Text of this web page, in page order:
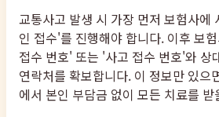
교통사고 발생 시 가장 먼저 보험사에
인 접수'를 진행해야 합니다. 이후 보
접수 번호' 또는 '사고 접수 번호'와 상
연락처를 확보합니다. 이 정보만 있으
에서 본인 부담금 없이 모든 치료를